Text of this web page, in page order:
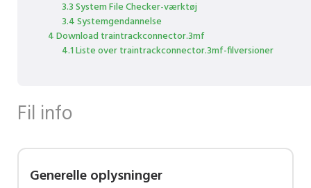
3.3 System File Checker-værktøj
3.4 Systemgendannelse
4 Download traintrackconnector.3mf
4.1 Liste over traintrackconnector.3mf-filversioner
Fil info
Generelle oplysninger